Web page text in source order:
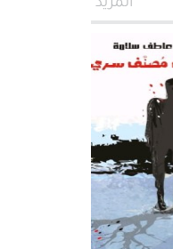
المزيد